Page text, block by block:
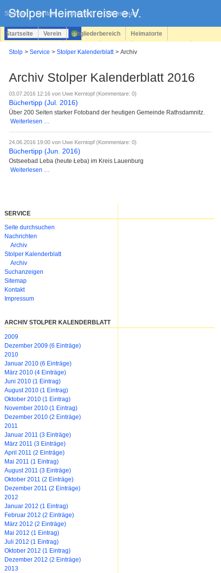
Sitemap Kontakt Impressum Datenschutz
überspringen
Startseite Verein Mitgliederbereich Heimatorte
Stolp Service Stolper Kalenderblatt Archiv
Archiv Stolper Kalenderblatt 2016
03.07.2016 12:16 von Uwe Kerntopf (Kommentare: 0)
Büchertipp (Jul. 2016)
Über 200 Seiten starker Fotoband der heutigen Gemeinde Rathsdamnitz.
Weiterlesen …
2016)
24.06.2016 19:00 von Uwe Kerntopf (Kommentare: 0)
Büchertipp (Jun. 2016)
Ostseebad Leba (heute Łeba) im Kreis Lauenburg
Weiterlesen …
SERVICE
Navigation
überspringen
Seite durchsuchen
Nachrichten
Archiv
Stolper Kalenderblatt
Archiv
Suchanzeigen
Sitemap
Kontakt
Impressum
ARCHIV STOLPER KALENDERBLATT
2009
Dezember 2009 (6 Einträge)
2010
Januar 2010 (6 Einträge)
März 2010 (4 Einträge)
Juni 2010 (1 Eintrag)
August 2010 (1 Eintrag)
Oktober 2010 (1 Eintrag)
November 2010 (1 Eintrag)
Dezember 2010 (2 Einträge)
2011
Januar 2011 (3 Einträge)
März 2011 (3 Einträge)
April 2011 (2 Einträge)
Mai 2011 (1 Eintrag)
August 2011 (3 Einträge)
Oktober 2011 (2 Einträge)
Dezember 2011 (2 Einträge)
2012
Januar 2012 (1 Eintrag)
Februar 2012 (2 Einträge)
März 2012 (2 Einträge)
Mai 2012 (1 Eintrag)
Juli 2012 (1 Eintrag)
Oktober 2012 (1 Eintrag)
Dezember 2012 (2 Einträge)
2013